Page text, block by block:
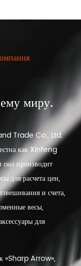
миру.
Trade Co., Ltd.
как Xinfeng
производит
для расчета цен,
и счета,
весы,
для
«Sharp Arrow»,